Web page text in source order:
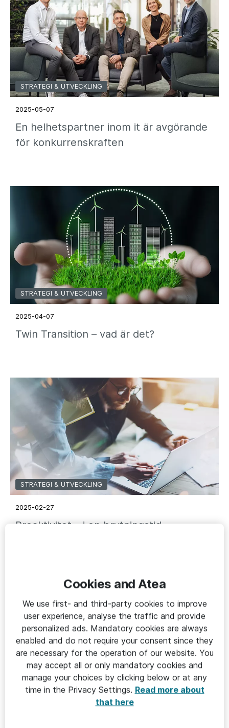
STRATEGI & UTVECKLING
2025-05-07
En helhetspartner inom it är avgörande
för konkurrenskraften
STRATEGI & UTVECKLING
2025-04-07
Twin Transition – vad är det?
STRATEGI & UTVECKLING
2025-02-27
Proaktivitet – i en brytningstid
STRATEGI & UTVECKLING
Cookies and Atea
We use first- and third-party cookies to improve
user experience, analyse the traffic and provide
personalized ads. Mandatory cookies are always
enabled and do not require your consent since they
are necessary for the operation of our website. You
may accept all or only mandatory cookies and
manage your choices by clicking below or at any
time in the Privacy Settings. Read more about
that here